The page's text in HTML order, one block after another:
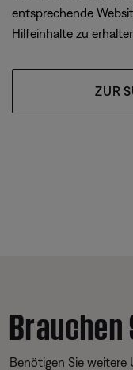
entsprechende
Hilfeinhalte zu
ZUR
Brauchen
Benötigen Sie